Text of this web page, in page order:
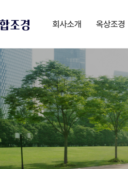
회사소개 옥상조경